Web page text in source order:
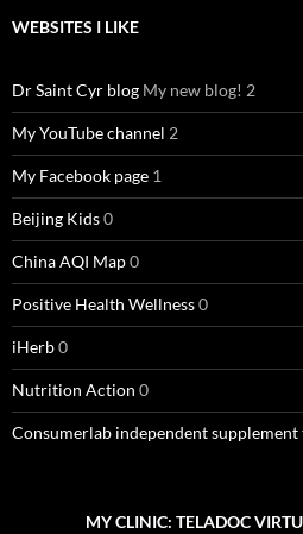
WEBSITES I LIKE
Dr Saint Cyr blog My new blog! 2
My YouTube channel 2
My Facebook page 1
Beijing Kids0
China AQI Map0
Positive Health Wellness0
iHerb0
Nutrition Action 0
Consumerlab independent supplement
MY CLINIC: TELADOC